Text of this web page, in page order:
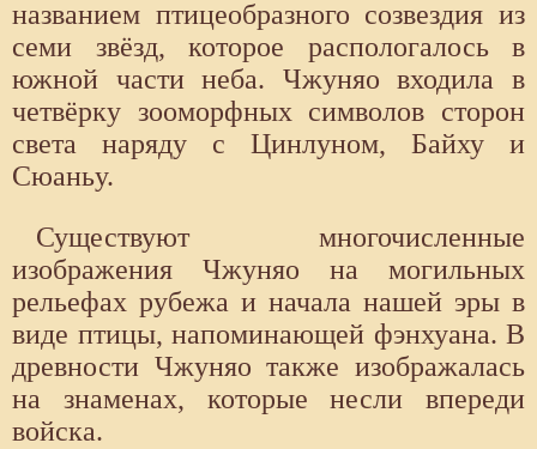
названием птицеобразного созвездия из
семи звёзд, которое распологалось в
южной части неба. Чжуняо входила в
четвёрку зооморфных символов сторон
света наряду с Цинлуном, Байху и
Сюаньу.
Существуют многочисленные
изображения Чжуняо на могильных
рельефах рубежа и начала нашей эры в
виде птицы, напоминающей фэнхуана. В
древности Чжуняо также изображалась
на знаменах, которые несли впереди
войска.